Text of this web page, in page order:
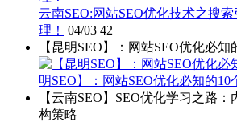
云南SEO:网站SEO优化技术之搜
理！
04/03 42
【昆明SEO】：网站SEO优化必知
明SEO】：网站SEO优化必知的10
【云南SEO】SEO优化学习之路
构策略